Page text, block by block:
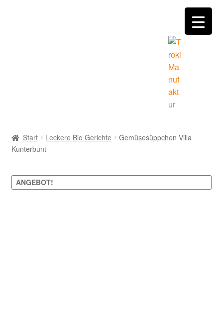
Händler Angebote
Manufaktur
Start Leckere Bio Gerichte
Gemüsesüppchen Villa
Kunterbunt
ANGEBOT!